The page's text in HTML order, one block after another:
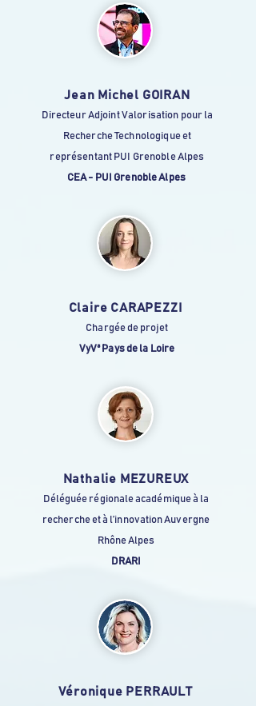
Jean Michel GOIRAN
Directeur Adjoint Valorisation pour la
Recherche Technologique et
représentant PUI Grenoble Alpes
CEA - PUI Grenoble Alpes
Claire CARAPEZZI
Chargée de projet
VyV³ Pays de la Loire
Nathalie MEZUREUX
Déléguée régionale académique à la
recherche et à l’innovation Auvergne
Rhône Alpes
DRARI
Véronique PERRAULT